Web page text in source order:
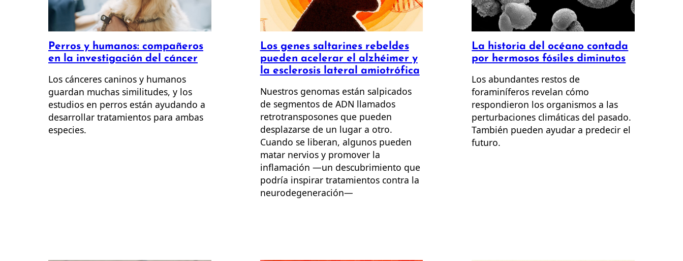
Perros y humanos: compañeros
en la investigación del cáncer
Los cánceres caninos y humanos
guardan muchas similitudes, y los
estudios en perros están ayudando a
desarrollar tratamientos para ambas
especies.
Los genes saltarines rebeldes
pueden acelerar el alzhéimer y
la esclerosis lateral amiotrófica
Nuestros genomas están salpicados
de segmentos de ADN llamados
retrotransposones que pueden
desplazarse de un lugar a otro.
Cuando se liberan, algunos pueden
matar nervios y promover la
inflamación —un descubrimiento que
podría inspirar tratamientos contra la
neurodegeneración⁠—
La historia del océano contada
por hermosos fósiles diminutos
Los abundantes restos de
foraminíferos revelan cómo
respondieron los organismos a las
perturbaciones climáticas del pasado.
También pueden ayudar a predecir el
futuro.